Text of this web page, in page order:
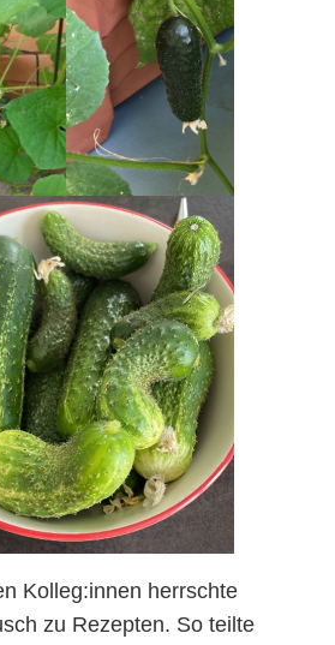
Kolleg:innen herrschte
zu Rezepten. So teilte